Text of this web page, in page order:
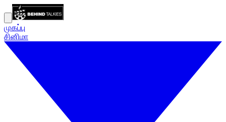
முகப்பு
சினிமா